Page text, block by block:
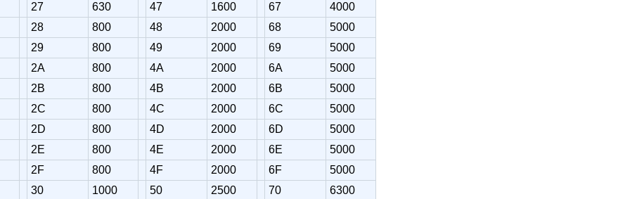
27 630 47 1600 67
4000
28 800 48 2000 68
5000
29 800 49 2000 69
5000
2A 800 4A 2000 6A
5000
2B 800 4B 2000 6B
5000
2C 800 4C 2000 6C
5000
2D 800 4D 2000 6D
5000
2E 800 4E 2000 6E
5000
2F 800 4F 2000 6F
5000
30 1000 50 2500 70
6300